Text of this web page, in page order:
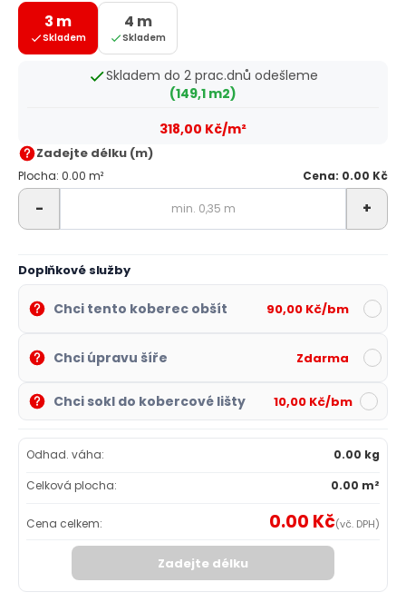
3 m
Skladem
4 m
Skladem
Zadejte délku (m)
Plocha: 0.00 m² Cena: 0.00 Kč
- +
Skladem do 2 prac.dnů odešleme
(149,1 m2)
318,00 Kč/m²
Doplňkové služby
Chci tento koberec obšít 90,00 Kč/bm
Chci úpravu šíře Zdarma
Chci sokl do kobercové lišty 10,00 Kč/bm
Odhad. váha:
0.00 kg
Celková plocha:
0.00 m²
Cena celkem: 0.00 Kč(vč. DPH)
Zadejte délku